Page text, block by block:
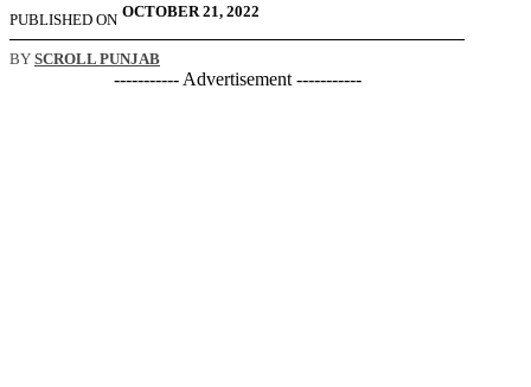
PUBLISHED ON OCTOBER 21, 2022
BY SCROLL PUNJAB
----------- Advertisement -----------